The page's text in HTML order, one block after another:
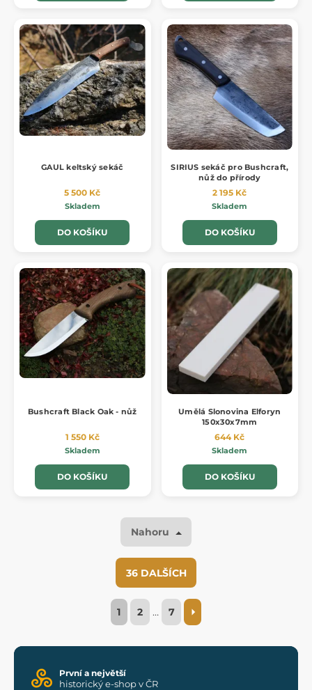
GAUL keltský sekáč
5 500 Kč
Skladem
DO KOŠÍKU
SIRIUS sekáč pro Bushcraft,
nůž do přírody
2 195 Kč
Skladem
DO KOŠÍKU
Bushcraft Black Oak - nůž
1 550 Kč
Skladem
DO KOŠÍKU
Umělá Slonovina Elforyn
150x30x7mm
644 Kč
Skladem
DO KOŠÍKU
Nahoru
36 DALŠÍCH
1 2 … 7
První a největší
historický e-shop v ČR